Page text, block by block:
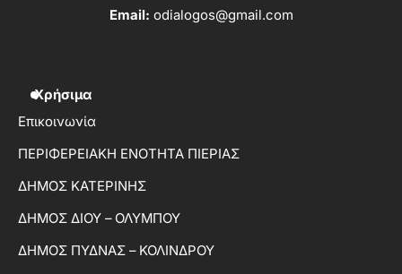
Email: odialogos@gmail.com
Χρήσιμα
Επικοινωνία
ΠΕΡΙΦΕΡΕΙΑΚΗ ΕΝΟΤΗΤΑ ΠΙΕΡΙΑΣ
ΔΗΜΟΣ ΚΑΤΕΡΙΝΗΣ
ΔΗΜΟΣ ΔΙΟΥ – ΟΛΥΜΠΟΥ
ΔΗΜΟΣ ΠΥΔΝΑΣ – ΚΟΛΙΝΔΡΟΥ